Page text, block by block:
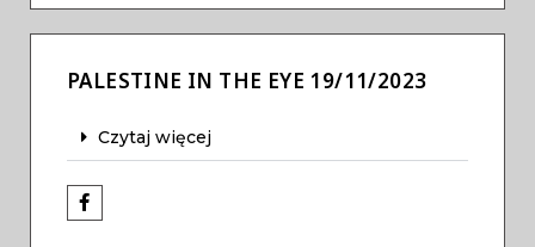
PALESTINE IN THE EYE 19/11/2023
Czytaj więcej